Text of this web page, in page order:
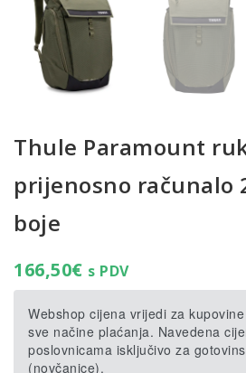
Thule Paramount
prijenosno računalo
boje
166,50€ s PDV
Webshop cijena vrijedi za
sve načine plaćanja. Navedena
poslovnicama isključivo za
(novčanice).